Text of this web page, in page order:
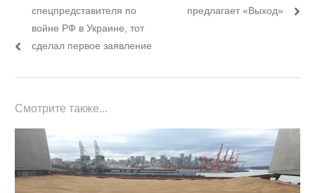
записям
пост:
спецпредставителя по
войне РФ в Украине, тот
сделал первое заявление
предлагает «Выход»
Смотрите также...